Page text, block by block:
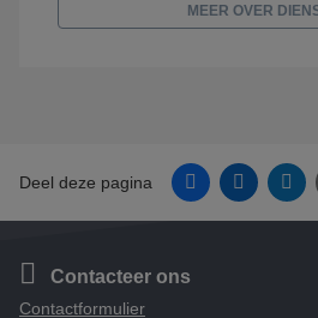
MEER OVER
Deel deze pagina FacebookLinkedin
Contacteer ons
Contactformulier